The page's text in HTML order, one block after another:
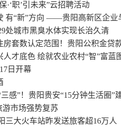
·‘职’引未来”云招聘活动
有“新”方向 ——贵阳高新区企业
处城市黑臭水体实现长治久清
房套数认定范围！贵阳公积金贷
才底色 绘就农业农村“智”富蓝
日开幕
感”！贵阳贵安“15分钟生活圈”
游市场强势复苏
三大火车站昨发送旅客超16万人